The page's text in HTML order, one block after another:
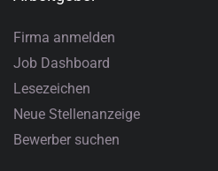
Firma anmelden
Job Dashboard
Lesezeichen
Neue Stellenanzeige
Bewerber suchen